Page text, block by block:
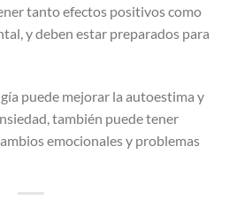
tanto efectos positivos como
y deben estar preparados para
puede mejorar la autoestima y
también puede tener
emocionales y problemas